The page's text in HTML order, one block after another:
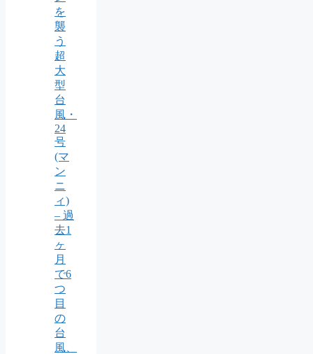
を
襲
う
超
大
型
台
風・
24
号
(マ
ン
ニ
ィ)
– 過
去1
ヶ
月
で6
つ
目
の
台
風、